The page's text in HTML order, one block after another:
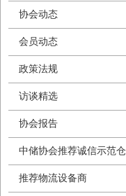
协会动态
会员动态
政策法规
访谈精选
协会报告
中储协会推荐诚信示范仓
推荐物流设备商